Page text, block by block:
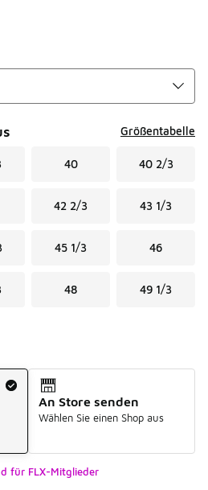
Größentabelle
40 40 2/3
42 2/3 43 1/3
45 1/3 46
48 49 1/3
An Store senden
Wählen Sie einen Shop aus
für FLX-Mitglieder